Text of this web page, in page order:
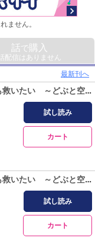
ません。
話で購入
配信はありません
最新刊へ
町人Ａは悪役令嬢をどうしても救いたい ～どぶと空と氷の姫君～１
試し読み
カート
町人Ａは悪役令嬢をどうしても救いたい ～どぶと空と氷の姫君～２
試し読み
カート